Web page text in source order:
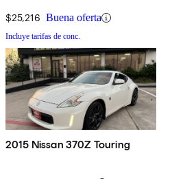
$25,216 Buena oferta
Incluye tarifas de conc.
2015 Nissan 370Z Touring